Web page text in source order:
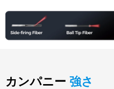
カンパニー強さ